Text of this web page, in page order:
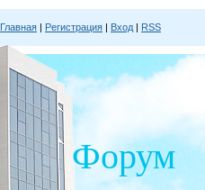
Главная | Регистрация | Вход | RSS
Форум